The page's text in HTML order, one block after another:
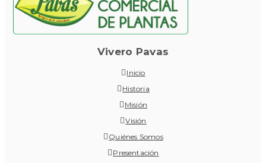
Vivero Pavas
Inicio
Historia
Misión
Visión
Quiénes Somos
Presentación